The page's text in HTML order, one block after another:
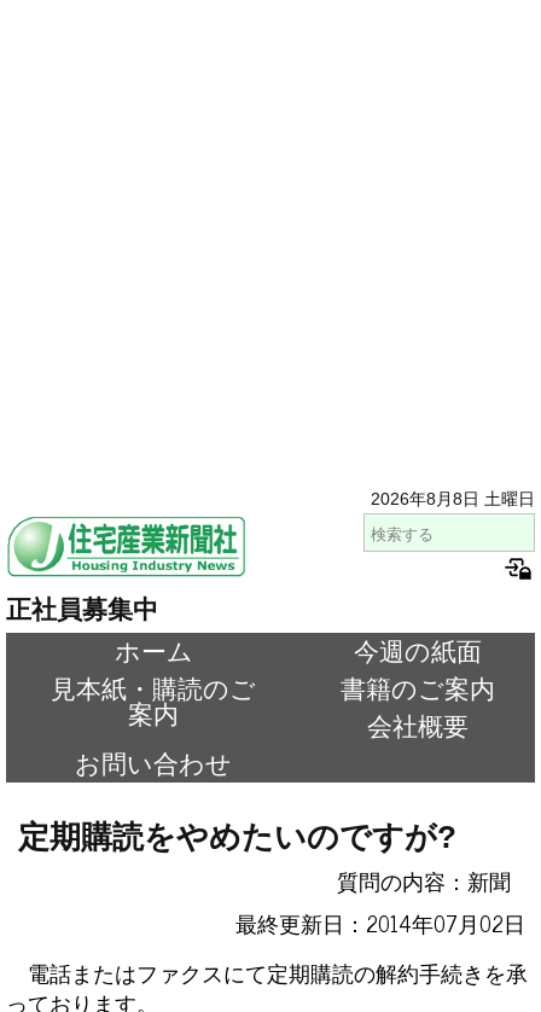
2026年8月8日 土曜日
正社員募集中
ホーム
今週の紙面
見本紙・購読のご
案内
書籍のご案内
会社概要
お問い合わせ
定期購読をやめたいのですが?
質問の内容： 新聞
最終更新日：2014年07月02日
電話またはファクスにて定期購読の解約手続きを承
っております。